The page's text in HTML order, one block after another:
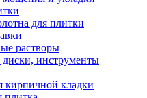
для плитки
растворы
инструменты
кирпичной кладки